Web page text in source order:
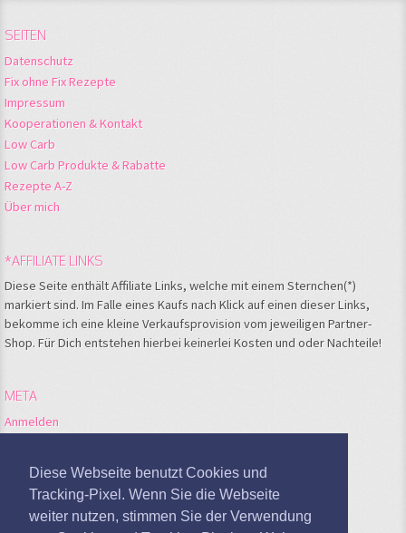
Diese Webseite benutzt Cookies und
Tracking-Pixel. Wenn Sie die Webseite
weiter nutzen, stimmen Sie der Verwendung
SEITEN
Datenschutz
Fix ohne Fix Rezepte
Impressum
Kooperationen & Kontakt
Low Carb
Low Carb Produkte & Rabatte
Rezepte A-Z
Über mich
*AFFILIATE LINKS
Diese Seite enthält Affiliate Links, welche mit einem Sternchen(*)
markiert sind. Im Falle eines Kaufs nach Klick auf einen dieser Links,
bekomme ich eine kleine Verkaufsprovision vom jeweiligen Partner-
Shop. Für Dich entstehen hierbei keinerlei Kosten und oder Nachteile!
META
Anmelden
Kommentare-Feed
Google Analytics deaktivieren